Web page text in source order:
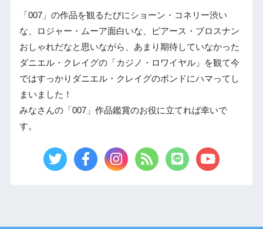
「007」の作品を観るたびにショーン・コネリー渋い
な、ロジャー・ムーア面白いな、ピアース・ブロスナン
おしゃれだなと思いながら、あまり期待していなかった
ダニエル・クレイグの「カジノ・ロワイヤル」を観て今
ではすっかりダニエル・クレイグのボンドにハマってし
まいました！
みなさんの「007」作品鑑賞のお役に立てれば幸いで
す。